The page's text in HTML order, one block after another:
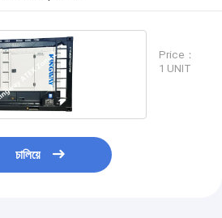
Price：
1 UNIT
চালিয়ে